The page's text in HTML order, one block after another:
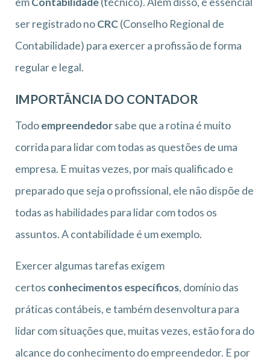
ser registrado noCRC(Conselho Regional de
Contabilidade) para exercer a profissão de forma
regular e legal.
IMPORTÂNCIA DO CONTADOR
Todoempreendedorsabe que a rotina é muito
corrida para lidar com todas as questões de uma
empresa. E muitas vezes, por mais qualificado e
preparado que seja o profissional, ele não dispõe de
todas as habilidades para lidar com todos os
assuntos. A contabilidade é um exemplo.
Exercer algumas tarefas exigem
certos conhecimentos específicos, domínio das
práticas contábeis, e também desenvoltura para
lidar com situações que, muitas vezes, estão fora do
alcance do conhecimento do empreendedor. E por